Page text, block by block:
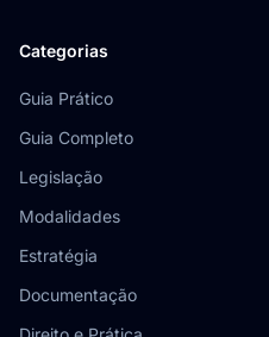
Categorias
Guia Prático
Guia Completo
Legislação
Modalidades
Estratégia
Documentação